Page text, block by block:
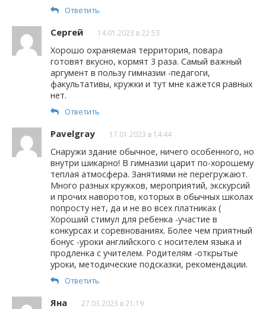
Ответить
Сергей 14.01.2023 в 22:53
Хорошо охраняемая территория, повара
готовят вкусно, кормят 3 раза. Самый важный
аргумент в пользу гимназии -педагоги,
факультативы, кружки и тут мне кажется равных
нет.
Ответить
Pavelgray 17.01.2023 в 14:44
Снаружи здание обычное, ничего особенного, но
внутри шикарно! В гимназии царит по-хорошему
теплая атмосфера. Занятиями не перегружают.
Много разных кружков, мероприятий, экскурсий
и прочих наворотов, которых в обычных школах
попросту нет, да и не во всех платниках (
Хороший стимул для ребенка -участие в
конкурсах и соревнованиях. Более чем приятный
бонус -уроки английского с носителем языка и
продленка с учителем. Родителям -открытые
уроки, методические подсказки, рекомендации.
Ответить
Яна 27.03.2023 в 21:19